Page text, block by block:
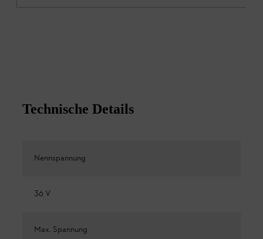
Technische Details
Nennspannung
36 V
Max. Spannung